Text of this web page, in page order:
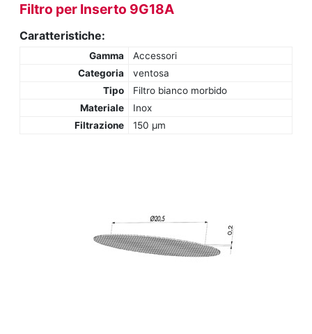
Filtro per Inserto 9G18A
Caratteristiche:
Gamma
Accessori
Categoria
ventosa
Tipo
Filtro bianco morbido
Materiale
Inox
Filtrazione
150 µm